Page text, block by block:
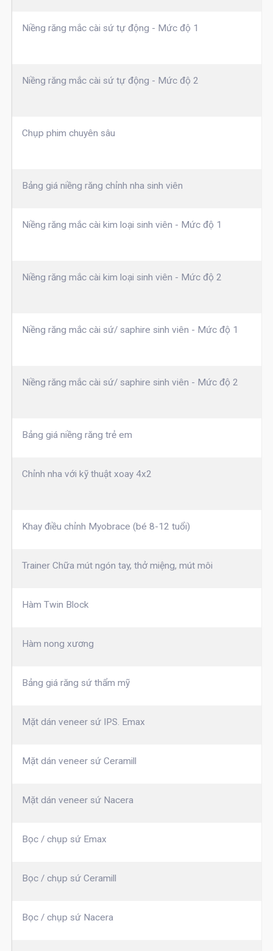
Niềng răng mắc cài sứ tự động - Mức độ 1
Niềng răng mắc cài sứ tự động - Mức độ 2
Chụp phim chuyên sâu
Bảng giá niềng răng chỉnh nha sinh viên
Niềng răng mắc cài kim loại sinh viên - Mức độ 1
Niềng răng mắc cài kim loại sinh viên - Mức độ 2
Niềng răng mắc cài sứ/ saphire sinh viên - Mức độ 1
Niềng răng mắc cài sứ/ saphire sinh viên - Mức độ 2
Bảng giá niềng răng trẻ em
Chỉnh nha với kỹ thuật xoay 4x2
Khay điều chỉnh Myobrace (bé 8-12 tuổi)
Trainer Chữa mút ngón tay, thở miệng, mút môi
Hàm Twin Block
Hàm nong xương
Bảng giá răng sứ thẩm mỹ
Mặt dán veneer sứ IPS. Emax
Mặt dán veneer sứ Ceramill
Mặt dán veneer sứ Nacera
Bọc / chụp sứ Emax
Bọc / chụp sứ Ceramill
Bọc / chụp sứ Nacera